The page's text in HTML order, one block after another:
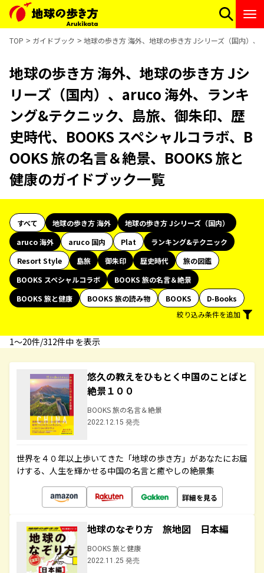
TOP ガイドブック 地球の歩き方 海外、地球の歩き方 Jシリーズ（国内）
地球の歩き方 海外、地球の歩き方 Jシ
リーズ（国内）、aruco 海外、ランキ
ング&テクニック、島旅、御朱印、歴
史時代、BOOKS スペシャルコラボ、B
OOKS 旅の名言＆絶景、BOOKS 旅と
健康のガイドブック一覧
すべて 地球の歩き方 海外
地球の歩き方 Jシリーズ（国内）
aruco 海外
aruco 国内 Plat
ランキング&テクニック
Resort Style
島旅 御朱印 歴史時代
旅の図鑑
BOOKS スペシャルコラボ
BOOKS 旅の名言＆絶景
BOOKS 旅と健康
BOOKS 旅の読み物 BOOKS
D-Books
絞り込み条件を追加
1〜20件/312件中 を表示
悠久の教えをひもとく中国のことばと
絶景１００
BOOKS 旅の名言＆絶景
2022.12.15 発売
世界を４０年以上歩いてきた「地球の歩き方」があなたにお届
けする、人生を輝かせる中国の名言と癒やしの絶景集
詳細を見る
地球のなぞり方 旅地図 日本編
BOOKS 旅と健康
2022.11.25 発売